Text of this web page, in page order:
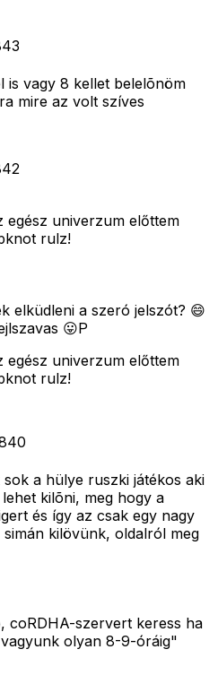
is vagy 8 kellet belelõnöm
mire az volt szíves
egész univerzum előttem
rulz!
elküdleni a szeró jelszót? 😄
😛P
egész univerzum előttem
rulz!
a hülye ruszki játékos aki
kilõni, meg hogy a
és így az csak egy nagy
kilövünk, oldalról meg
coRDHA-szervert keress ha
olyan 8-9-óráig"